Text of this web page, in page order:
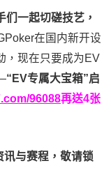
一起切磋技艺，
在国内新开设
，现在只要成为EV
“EV专属大宝箱”启
96088再送4张
与赛程， 敬请锁